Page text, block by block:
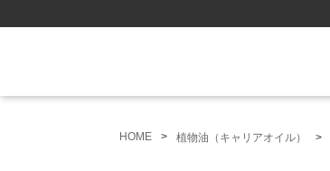
HOME 植物油（キャリアオイル）